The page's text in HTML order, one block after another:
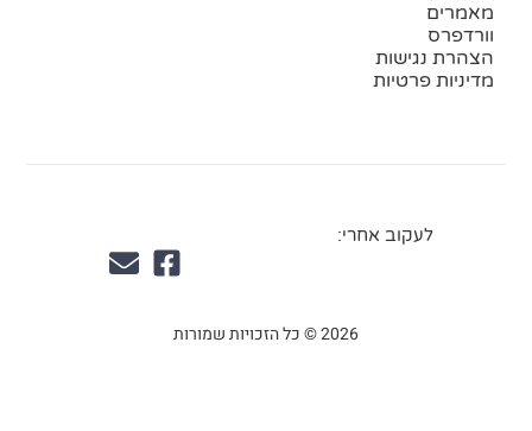
מאמרים
וורדפרס
הצהרת נגישות
מדיניות פרטיות
לעקוב אחרי:
2026 © כל הזכויות שמורות